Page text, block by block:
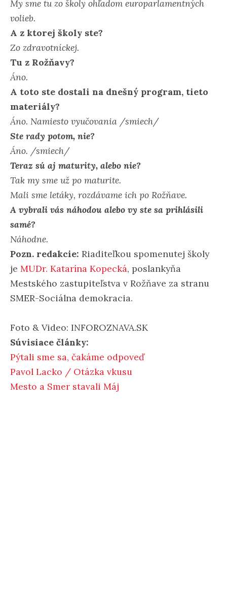
My sme tu zo školy ohľadom europarlamentných
volieb.
A z ktorej školy ste?
Zo zdravotníckej.
Tu z Rožňavy?
Áno.
A toto ste dostali na dnešný program, tieto
materiály?
Áno. Namiesto vyučovania /smiech/
Ste rady potom, nie?
Áno. /smiech/
Teraz sú aj maturity, alebo nie?
Tak my sme už po maturite.
Mali sme letáky, rozdávame ich po Rožňave.
A vybrali vás náhodou alebo vy ste sa prihlásili
samé?
Náhodne.
Pozn. redakcie: Riaditeľkou spomenutej školy
je MUDr. Katarína Kopecká, poslankyňa
Mestského zastupiteľstva v Rožňave za stranu
SMER-Sociálna demokracia.
Foto & Video: INFOROZNAVA.SK
Súvisiace články:
Pýtali sme sa, čakáme odpoveď
Pavol Lacko / Otázka vkusu
Mesto a Smer stavali Máj